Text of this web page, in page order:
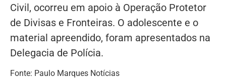
Civil, ocorreu em apoio à Operação Protetor
de Divisas e Fronteiras. O adolescente e o
material apreendido, foram apresentados na
Delegacia de Polícia.
Fonte: Paulo Marques Notícias